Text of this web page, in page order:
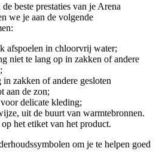
beste prestaties van je Arena
we je aan de volgende
afspoelen in chloorvrij water;
niet te lang op in zakken of andere
zakken of andere gesloten
aan de zon;
delicate kleding;
uit de buurt van warmtebronnen.
het etiket van het product.
om je te helpen goed